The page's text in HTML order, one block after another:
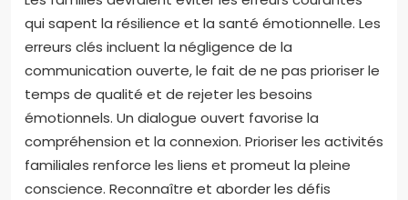
qui sapent la résilience et la santé émotionnelle. Les
erreurs clés incluent la négligence de la
communication ouverte, le fait de ne pas prioriser le
temps de qualité et de rejeter les besoins
émotionnels. Un dialogue ouvert favorise la
compréhension et la connexion. Prioriser les activités
familiales renforce les liens et promeut la pleine
conscience. Reconnaître et aborder les défis